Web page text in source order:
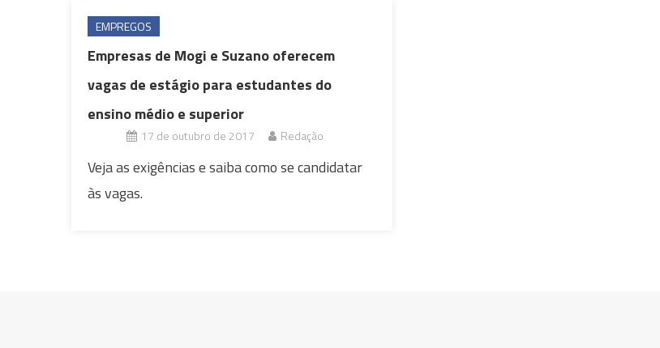
EMPREGOS
Empresas de Mogi e Suzano oferecem
vagas de estágio para estudantes do
ensino médio e superior
17 de outubro de 2017 Redação
Veja as exigências e saiba como se candidatar
às vagas.